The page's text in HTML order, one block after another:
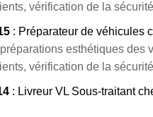
vérification de la
: Préparateur de véhicules
esthétiques des
vérification de la
: Livreur VL Sous-traitant